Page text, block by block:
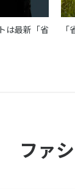
は最新「省
ファ